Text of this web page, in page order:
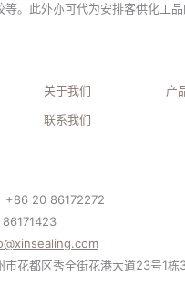
。此外亦可代为安排客供化工品
关于我们
产
联系我们
+86 20 86172272
市花都区秀全街花港大道23号1栋